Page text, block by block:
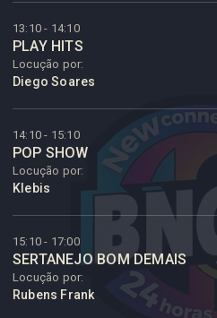
13:10 - 14:10
PLAY HITS
Locução por:
Diego Soares
14:10 - 15:10
POP SHOW
Locução por:
Klebis
15:10 - 17:00
SERTANEJO BOM DEMAIS
Locução por:
Rubens Frank